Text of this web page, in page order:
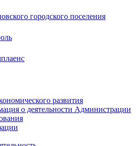
городского поселения
развития
о деятельности Администрации